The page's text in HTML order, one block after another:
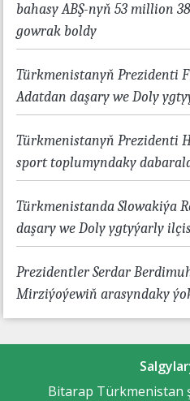
bahasy ABŞ-nyň 53 million
gowrak boldy
Türkmenistanyň Prezidenti
Adatdan daşary we Doly
Türkmenistanyň Prezidenti
sport toplumyndaky
Türkmenistanda Slowakiýa
daşary we Doly ygtyýarly
Prezidentler Serdar
Mirziýoýewiň arasyndaky
Bitarap Türkmenistan